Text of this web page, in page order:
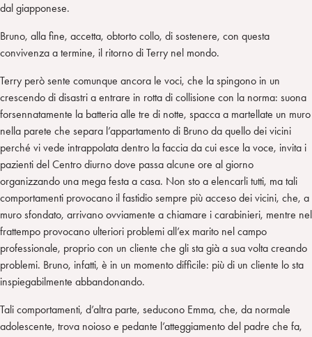
dal giapponese.
Bruno, alla fine, accetta, obtorto collo, di sostenere, con questa
convivenza a termine, il ritorno di Terry nel mondo.
Terry però sente comunque ancora le voci, che la spingono in un
crescendo di disastri a entrare in rotta di collisione con la norma: suona
forsennatamente la batteria alle tre di notte, spacca a martellate un muro
nella parete che separa l’appartamento di Bruno da quello dei vicini
perché vi vede intrappolata dentro la faccia da cui esce la voce, invita i
pazienti del Centro diurno dove passa alcune ore al giorno
organizzando una mega festa a casa. Non sto a elencarli tutti, ma tali
comportamenti provocano il fastidio sempre più acceso dei vicini, che, a
muro sfondato, arrivano ovviamente a chiamare i carabinieri, mentre nel
frattempo provocano ulteriori problemi all’ex marito nel campo
professionale, proprio con un cliente che gli sta già a sua volta creando
problemi. Bruno, infatti, è in un momento difficile: più di un cliente lo sta
inspiegabilmente abbandonando.
Tali comportamenti, d’altra parte, seducono Emma, che, da normale
adolescente, trova noioso e pedante l’atteggiamento del padre che fa,